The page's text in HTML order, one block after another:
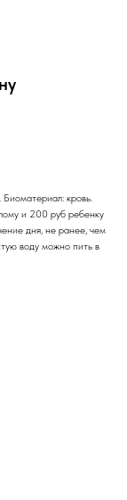
кровь.
и 200 руб ребенку
дня, не ранее, чем
воду можно пить в